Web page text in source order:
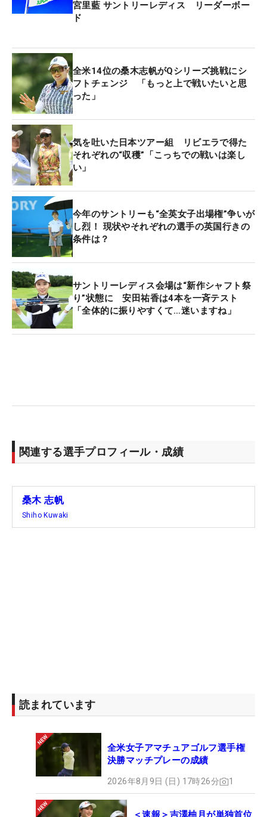
とバーディを量産。これまで2度マークしている自
己ベストに並び、首位と1打差の2位と絶好のスター
「あと1つ取れば自己ベストを更新することは知っ
ていました。最終9番のバーディパットは9メートル
くらいあったけど、もう少しで入りそうだった。そ
こだけが残念。でも、昨日のプロアマのときは全然
ダメだったショットが、きょうは修正できて最後ま
で自信を持って打つことができた。このスコアはう
れしいし、ノーボギーも本当によかった」
フェアウェイキープ率は78.6%(11/14)で、パーオン
率は77.8%（14/18)。午前4時10分に起床したこの
日は「コースに来てすごく眠かった」と、前日はま
ったく感じていなかった時差ボケとも戦ったラウン
ドだっただけに、ショットの復調には納得の表情を
浮かべた。
ショットの切れ味では菅楓華も負けていなかった。
初の海外メジャーだった全米はカットラインに1打
ッドに攻めていけた。あとはパッティングだけかな
と思います」と満足感を漂わせる。
ボギーの「69」で回り、31位タイで初日を終えた。
で当確なのは昨季MR1位の資格で既に出場権を持つ
佐久間と、ポイント差で全英圏外に落ちることのな
い河本の2人だけ。英国行きの争いはこれからが本
番となる。
この日、出場した120人の平均ストロークは
「70.6417」と、今季14試合目の第1ラウンドでは
最も易しくなった。バーディ合戦の神戸決戦。初日
宮里藍 サントリーレディス リーダーボー
ド
全米14位の桑木志帆がQシリーズ挑戦にシ
フトチェンジ 「もっと上で戦いたいと思
った」
気を吐いた日本ツアー組 リビエラで得た
それぞれの“収穫”「こっちでの戦いは楽し
い」
今年のサントリーも“全英女子出場権”争いが
し烈！ 現状やそれぞれの選手の英国行きの
条件は？
サントリーレディス会場は“新作シャフト祭
り”状態に 安田祐香は4本を一斉テスト
「全体的に振りやすくて…迷いますね」
関連する選手プロフィール・成績
桑木 志帆
Shiho Kuwaki
読まれています
全米女子アマチュアゴルフ選手権
決勝マッチプレーの成績
2026年8月9日 (日) 17時26分 1
＜速報＞吉澤柚月が単独首位